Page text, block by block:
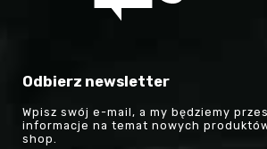
Odbierz newsletter
Wpisz swój e-mail, a my będziemy
informacje na temat nowych
shop.